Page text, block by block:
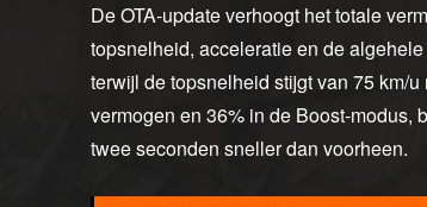
De OTA-update verhoogt het totale
topsnelheid, acceleratie en de
terwijl de topsnelheid stijgt van 75 km/
vermogen en 36% in de Boost-modus,
twee seconden sneller dan voorheen.